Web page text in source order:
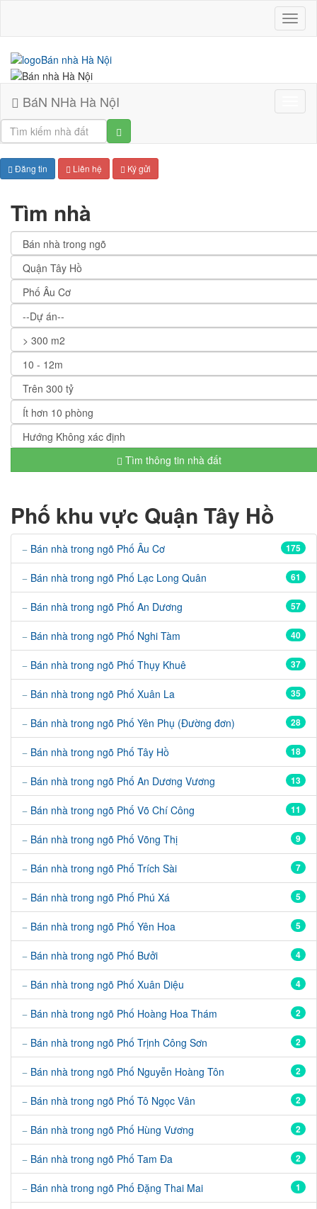
BáN
NHà
nhà
Nội
BáN NHà Hà NộI
Đăng tin Liên hệ Ký gửi
Tìm nhà
Tìm thông tin nhà đất
Phố khu vực Quận Tây Hồ
175
Bán nhà trong ngõ Phố Âu Cơ
61
Bán nhà trong ngõ Phố Lạc Long Quân
57
Bán nhà trong ngõ Phố An Dương
40
Bán nhà trong ngõ Phố Nghi Tàm
37
Bán nhà trong ngõ Phố Thụy Khuê
35
Bán nhà trong ngõ Phố Xuân La
28
Bán nhà trong ngõ Phố Yên Phụ (Đường đơn)
18
Bán nhà trong ngõ Phố Tây Hồ
13
Bán nhà trong ngõ Phố An Dương Vương
11
Bán nhà trong ngõ Phố Võ Chí Công
9
Bán nhà trong ngõ Phố Võng Thị
7
Bán nhà trong ngõ Phố Trích Sài
5
Bán nhà trong ngõ Phố Phú Xá
5
Bán nhà trong ngõ Phố Yên Hoa
4
Bán nhà trong ngõ Phố Bưởi
4
Bán nhà trong ngõ Phố Xuân Diệu
2
Bán nhà trong ngõ Phố Hoàng Hoa Thám
2
Bán nhà trong ngõ Phố Trịnh Công Sơn
2
Bán nhà trong ngõ Phố Nguyễn Hoàng Tôn
2
Bán nhà trong ngõ Phố Tô Ngọc Vân
2
Bán nhà trong ngõ Phố Hùng Vương
2
Bán nhà trong ngõ Phố Tam Đa
1
Bán nhà trong ngõ Phố Đặng Thai Mai